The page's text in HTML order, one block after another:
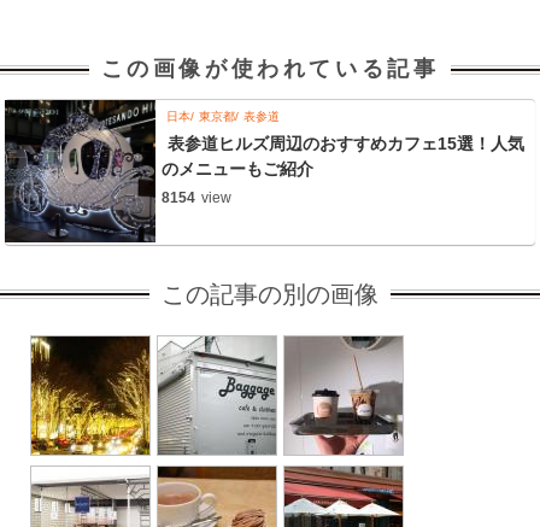
この画像が使われている記事
日本 東京都 表参道
表参道ヒルズ周辺のおすすめカフェ15選！人気
のメニューもご紹介
8154 view
この記事の別の画像